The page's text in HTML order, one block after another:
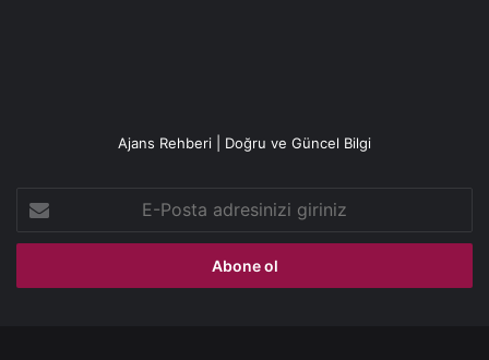
Ajans Rehberi | Doğru ve Güncel Bilgi
Posta
adresinizi